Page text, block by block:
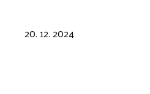
20. 12. 2024